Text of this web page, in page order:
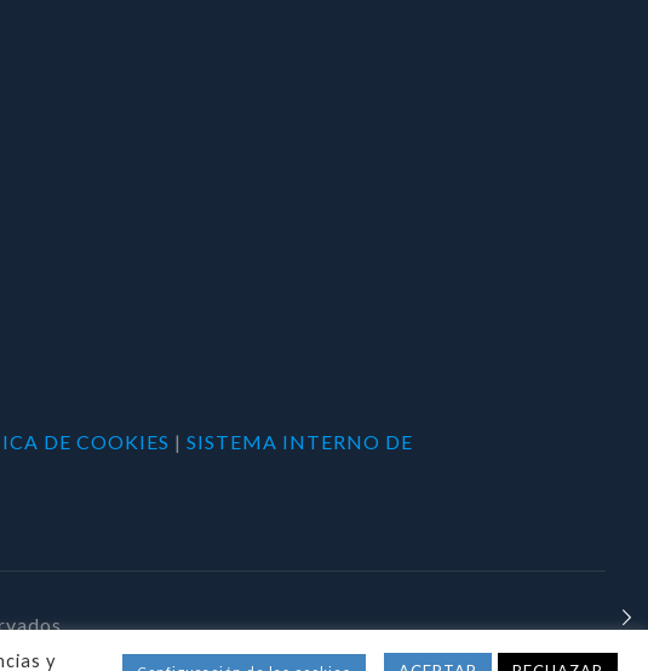
DE COOKIES | SISTEMA INTERNO DE
y